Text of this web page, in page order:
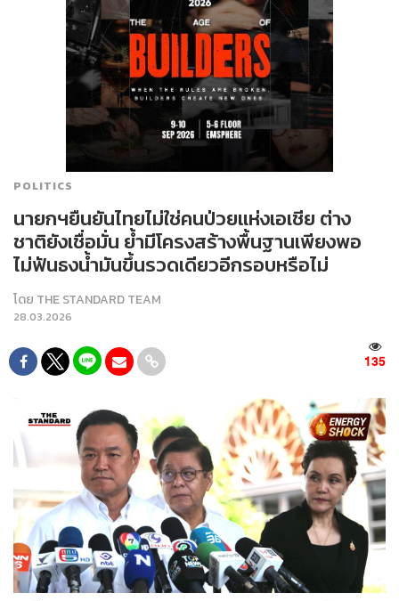
POLITICS
นายกฯยืนยันไทยไม่ใช่คนป่วยแห่งเอเชีย ต่าง
ชาติยังเชื่อมั่น ย้ำมีโครงสร้างพื้นฐานเพียงพอ
ไม่ฟันธงน้ำมันขึ้นรวดเดียวอีกรอบหรือไม่
โดย THE STANDARD TEAM
28.03.2026
135